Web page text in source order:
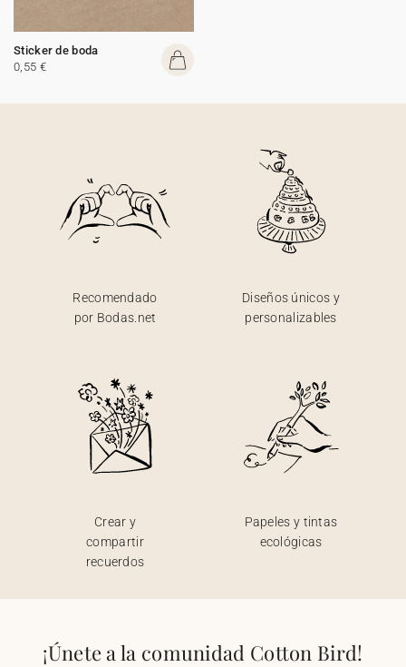
Sticker de boda
0,55 €
Recomendado
por Bodas.net
Diseños únicos y
personalizables
Crear y
compartir
recuerdos
Papeles y tintas
ecológicas
¡Únete a la comunidad Cotton Bird!